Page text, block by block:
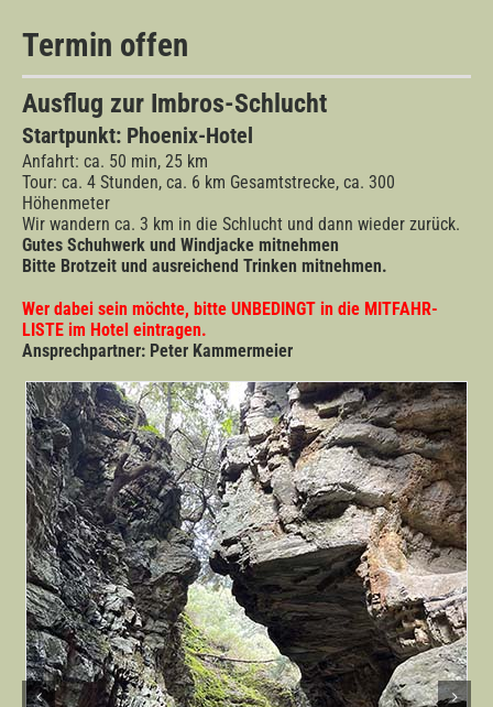
Termin offen
Ausflug zur Imbros-Schlucht
Startpunkt: Phoenix-Hotel
Anfahrt: ca. 50 min, 25 km
Tour: ca. 4 Stunden, ca. 6 km Gesamtstrecke, ca. 300
Höhenmeter
Wir wandern ca. 3 km in die Schlucht und dann wieder zurück.
Gutes Schuhwerk und Windjacke mitnehmen
Bitte Brotzeit und ausreichend Trinken mitnehmen.
Wer dabei sein möchte, bitte UNBEDINGT in die MITFAHR-
LISTE im Hotel eintragen.
Ansprechpartner: Peter Kammermeier